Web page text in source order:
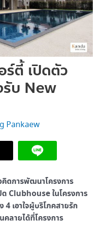
ตี้ เปิดตัว
บ New
Pankaew
ดการพัฒนาโครงการ
Clubhouse ในโครงการ
เอาใจผู้บริโภคสายรัก
คลายได้ที่โครงการ